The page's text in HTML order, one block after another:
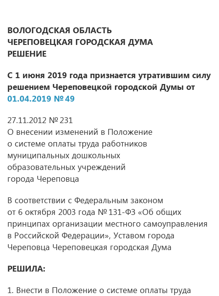
ВОЛОГОДСКАЯ ОБЛАСТЬ
ЧЕРЕПОВЕЦКАЯ ГОРОДСКАЯ ДУМА
РЕШЕНИЕ
С 1 июня 2019 года признается утратившим силу
решением Череповецкой городской Думы от
01.04.2019 № 49
27.11.2012 № 231
О внесении изменений в Положение
о системе оплаты труда работников
муниципальных дошкольных
образовательных учреждений
города Череповца
В соответствии с Федеральным законом
от 6 октября 2003 года № 131-ФЗ «Об общих
принципах организации местного самоуправления
в Российской Федерации», Уставом города
Череповца Череповецкая городская Дума
РЕШИЛА:
1. Внести в Положение о системе оплаты труда